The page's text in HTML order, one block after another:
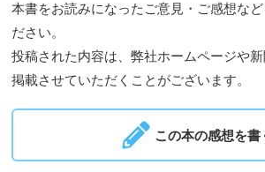
本書をお読みになったご意見・ご感想な
ださい。
投稿された内容は、弊社ホームページや
掲載させていただくことがございます。
この本の感想を書